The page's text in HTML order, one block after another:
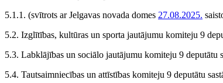
5.1.1. (svītrots ar Jelgavas novada domes 27.08.2025.
5.2. Izglītības, kultūras un sporta jautājumu komiteju 9
5.3. Labklājības un sociālo jautājumu komiteju 9 deputātu
5.4. Tautsaimniecības un attīstības komiteju 9 deputātu